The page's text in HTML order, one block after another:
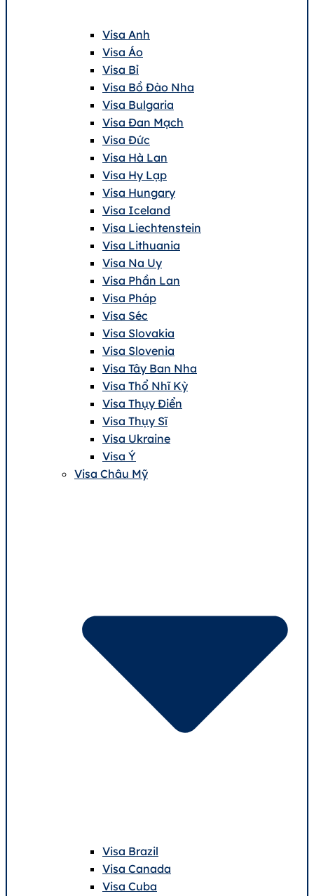
Visa Anh
Visa Áo
Visa Bỉ
Visa Bồ Đào Nha
Visa Bulgaria
Visa Đan Mạch
Visa Đức
Visa Hà Lan
Visa Hy Lạp
Visa Hungary
Visa Iceland
Visa Liechtenstein
Visa Lithuania
Visa Na Uy
Visa Phần Lan
Visa Pháp
Visa Séc
Visa Slovakia
Visa Slovenia
Visa Tây Ban Nha
Visa Thổ Nhĩ Kỳ
Visa Thụy Điển
Visa Thụy Sĩ
Visa Ukraine
Visa Ý
Visa Châu Mỹ
Visa Brazil
Visa Canada
Visa Cuba